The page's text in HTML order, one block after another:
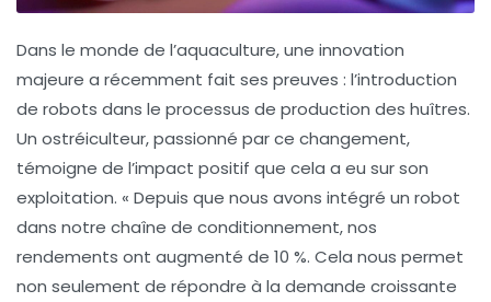
Dans le monde de l’aquaculture, une innovation
majeure a récemment fait ses preuves : l’introduction
de robots dans le processus de production des huîtres.
Un ostréiculteur, passionné par ce changement,
témoigne de l’impact positif que cela a eu sur son
exploitation. « Depuis que nous avons intégré un robot
dans notre chaîne de conditionnement, nos
rendements ont augmenté de 10 %. Cela nous permet
non seulement de répondre à la demande croissante